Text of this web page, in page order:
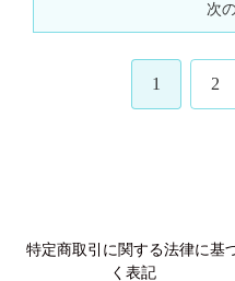
次
1 2
特定商取引に関する法律に基
く表記